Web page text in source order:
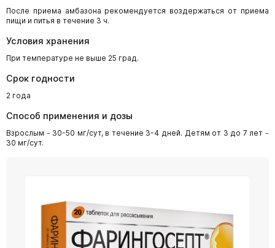
После приема амбазона рекомендуется воздержаться от приема
пищи и питья в течение 3 ч.
Условия хранения
При температуре не выше 25 град.
Срок годности
2 года
Способ применения и дозы
Взрослым - 30-50 мг/сут, в течение 3-4 дней. Детям от 3 до 7 лет -
30 мг/сут.